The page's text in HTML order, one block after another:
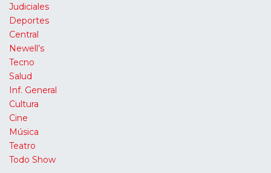
Judiciales
Deportes
Central
Newell’s
Tecno
Salud
Inf. General
Cultura
Cine
Música
Teatro
Todo Show